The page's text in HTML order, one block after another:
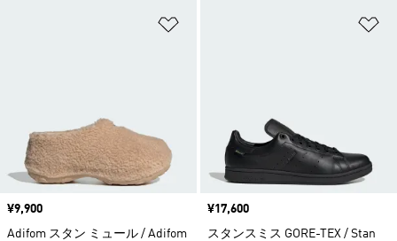
価格
¥9,900
Adifom スタン ミュール / Adifom
価格
¥17,600
スタンスミス GORE-TEX / Stan